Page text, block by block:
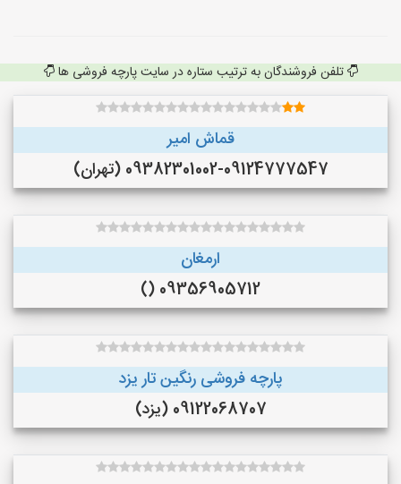
تلفن فروشندگان به ترتیب ستاره در سایت پارچه فروشی ها
قماش امیر
09382301002-09124777547 (تهران)
ارمغان
09356905712 ()
پارچه فروشی رنگین تار یزد
09122068707 (یزد)